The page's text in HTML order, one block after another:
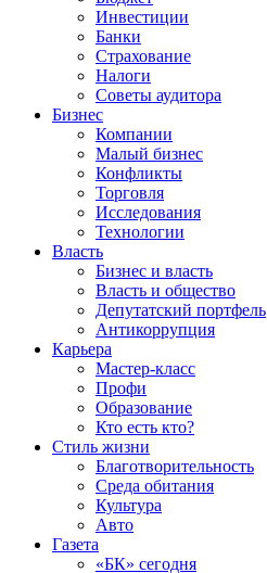
Инвестиции
Банки
Страхование
Налоги
Советы аудитора
Бизнес
Компании
Малый бизнес
Конфликты
Торговля
Исследования
Технологии
Власть
Бизнес и власть
Власть и общество
Депутатский портфель
Антикоррупция
Карьера
Мастер-класс
Профи
Образование
Кто есть кто?
Стиль жизни
Благотворительность
Среда обитания
Культура
Авто
Газета
«БК» сегодня